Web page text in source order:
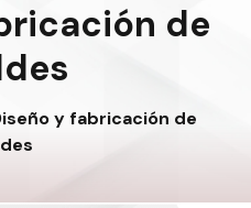
de
y fabricación de